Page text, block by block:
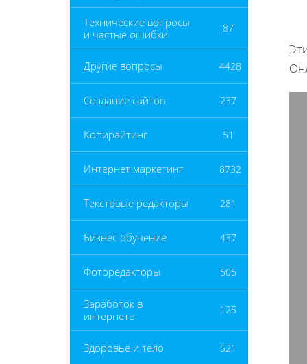
Технические вопросы
и частые ошибки
87
Другие вопросы 4428
Создание сайтов 237
Копирайтинг 51
Интернет маркетинг 8732
Текстовые редакторы 281
Бизнес обучение 437
Фоторедакторы 505
Заработок в
интернете
125
Здоровье и тело 521